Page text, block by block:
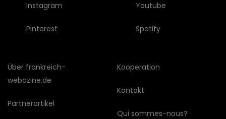
Instagram
Pinterest
Youtube
Spotify
Über frankreich-
webazine.de
Partnerartikel
Kooperation
Kontakt
Qui sommes-nous?